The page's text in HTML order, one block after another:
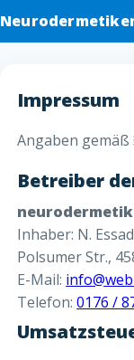
Impressum
Angaben gemäß
Betreiber
Inhaber: N.
Polsumer Str.,
E-Mail:
Telefon:0176 /